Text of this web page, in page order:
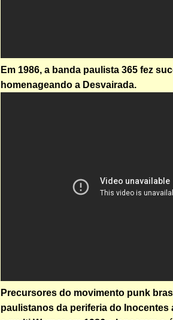
Em 1986, a banda paulista 365 fez
homenageando a Desvairada.
Precursores do movimento punk
paulistanos da periferia do Inocentes